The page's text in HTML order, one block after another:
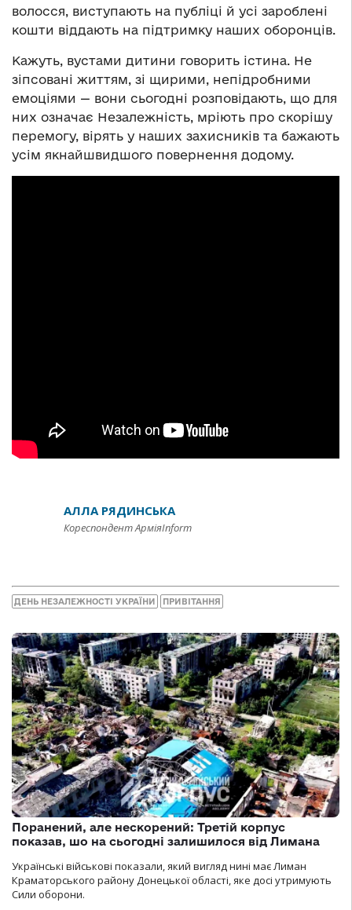
волосся, виступають на публіці й усі зароблені
кошти віддають на підтримку наших оборонців.
Кажуть, вустами дитини говорить істина. Не
зіпсовані життям, зі щирими, непідробними
емоціями — вони сьогодні розповідають, що для
них означає Незалежність, мріють про скорішу
перемогу, вірять у наших захисників та бажають
усім якнайшвидшого повернення додому.
АЛЛА РЯДИНСЬКА
Кореспондент АрміяInform
ДЕНЬ НЕЗАЛЕЖНОСТІ УКРАЇНИ ПРИВІТАННЯ
Поранений, але нескорений: Третій корпус
показав, шо на сьогодні залишилося від Лимана
Українські військові показали, який вигляд нині має Лиман
Краматорського району Донецької області, яке досі утримують
Сили оборони.